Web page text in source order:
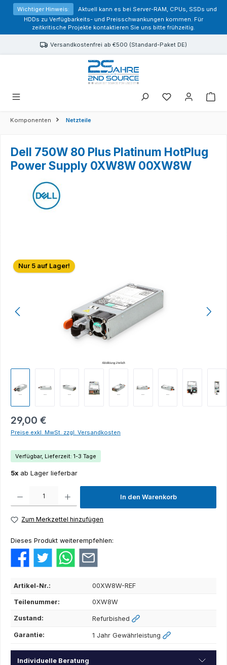
springen
Wichtiger Hinweis:
Aktuell kann es bei Server-RAM, CPUs, SSDs und
HDDs zu Verfügbarkeits- und Preisschwankungen kommen. Für
zeitkritische Projekte kontaktieren Sie uns bitte frühzeitig.
Versandkostenfrei ab €500 (Standard-Paket DE)
Sie haben 0
Komponenten Netzteile
Dell 750W 80 Plus Platinum HotPlug
Power Supply 0XW8W 00XW8W
Bildergalerie überspringen
Nur 5 auf Lager!
29,00 €
Preise exkl. MwSt. zzgl. Versandkosten
Verfügbar, Lieferzeit: 1-3 Tage
5x ab Lager lieferbar
In den Warenkorb
Zum Merkzettel hinzufügen
Dieses Produkt weiterempfehlen:
Artikel-Nr.: 00XW8W-REF
Teilenummer: 0XW8W
Zustand: Refurbished
Garantie: 1 Jahr Gewährleistung
Individuelle Beratung